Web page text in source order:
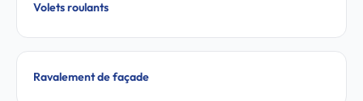
Volets roulants
Ravalement de façade